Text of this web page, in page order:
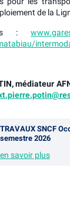
de la
:
médiateur
TRAVAUX SNCF
semestre 2026
en savoir plus